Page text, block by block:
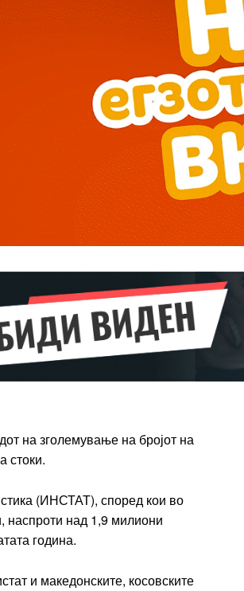
plans
Pro
$100 / year placeholder
ИЗБЕРЕТЕ
Full member access:
Nullam eu erat condimentum
Yearly pricing
на зголемување на бројот на
стоки.
(ИНСТАТ), според кои во
наспроти над 1,9 милиони
година.
и македонските, косовските